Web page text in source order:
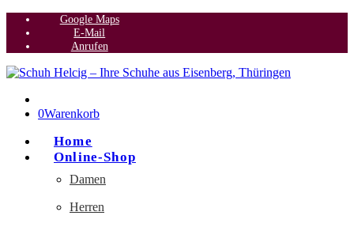
Google Maps
E-Mail
Anrufen
0Warenkorb
Home
Online-Shop
Damen
Herren